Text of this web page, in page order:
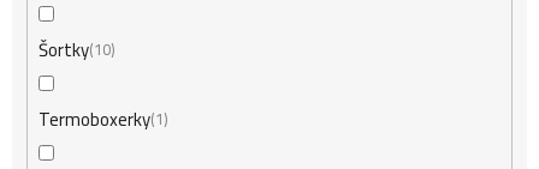
Šortky 10
Termoboxerky 1